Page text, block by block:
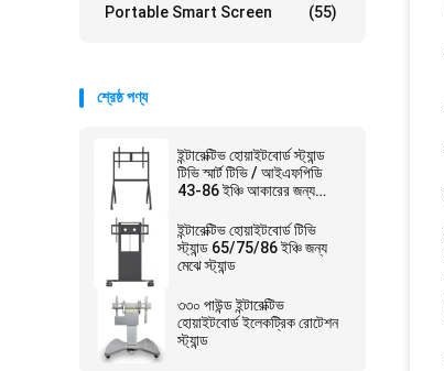
Portable Smart Screen (55)
শ্রেষ্ঠ পণ্য
ইন্টারেক্টিভ হোয়াইটবোর্ড স্ট্যান্ড
টিভি স্মার্ট টিভি / আইএফপিডি
43-86 ইঞ্চি আকারের জন্য
ইন্টারেক্টিভ হোয়াইটবোর্ড টিভি
স্ট্যান্ড 65/75/86 ইঞ্চি জন্য
মেঝে স্ট্যান্ড
৩৩০ পাউন্ড ইন্টারেক্টিভ
হোয়াইটবোর্ড ইলেকট্রিক রোটেশন
স্ট্যান্ড